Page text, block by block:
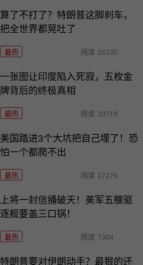
算了不打了？特朗普这脚刹车，
把全世界都晃吐了
最热 阅读 15330
一张图让印度陷入死寂，五枚金
牌背后的终极真相
最热 阅读 10719
美国踏进3个大坑把自己埋了！恐
怕一个都爬不出
最热 阅读 17176
上将一封信捅破天！美军五艘驱
逐舰要盖三口锅！
最热 阅读 7304
特朗普要对伊朗动手？最狠的还